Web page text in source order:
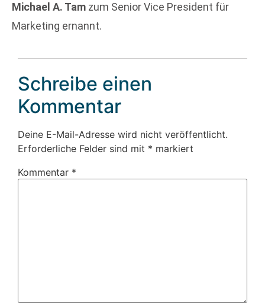
Michael A. Tam zum Senior Vice President für
Marketing ernannt.
Schreibe einen
Kommentar
Deine E-Mail-Adresse wird nicht veröffentlicht.
Erforderliche Felder sind mit * markiert
Kommentar *